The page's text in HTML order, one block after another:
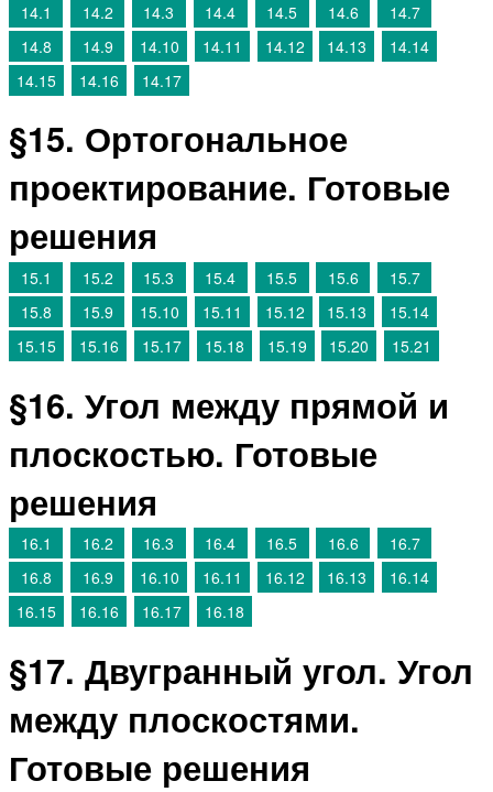
14.1 14.2 14.3 14.4 14.5 14.6
14.7
14.8
14.9 14.10 14.11 14.12 14.13
14.14
14.15
14.16 14.17
§15. Ортогональное
проектирование. Готовые
решения
15.1 15.2 15.3 15.4 15.5 15.6
15.7
15.8
15.9 15.10 15.11 15.12 15.13
15.14
15.15
15.16 15.17 15.18 15.19 15.20 15.21
§16. Угол между прямой и
плоскостью. Готовые
решения
16.1 16.2 16.3 16.4 16.5 16.6
16.7
16.8
16.9 16.10 16.11 16.12 16.13
16.14
16.15
16.16 16.17 16.18
§17. Двугранный угол. Угол
между плоскостями.
Готовые решения